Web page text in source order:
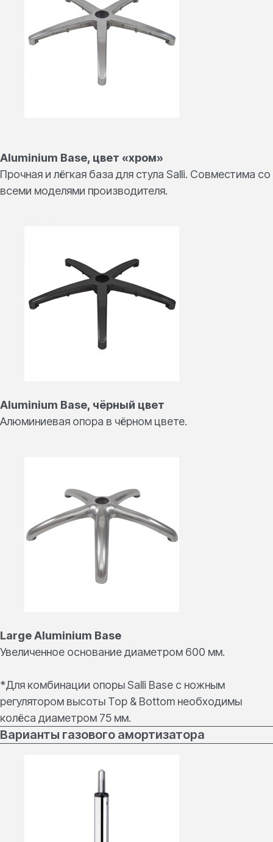
Aluminium Base, цвет «хром»
Прочная и лёгкая база для стула Salli. Совместима со
всеми моделями производителя.
Aluminium Base, чёрный цвет
Алюминиевая опора в чёрном цвете.
Large Aluminium Base
Увеличенное основание диаметром 600 мм.
*Для комбинации опоры Salli Base c ножным
регулятором высоты Top & Bottom необходимы
колёса диаметром 75 мм.
Варианты газового амортизатора